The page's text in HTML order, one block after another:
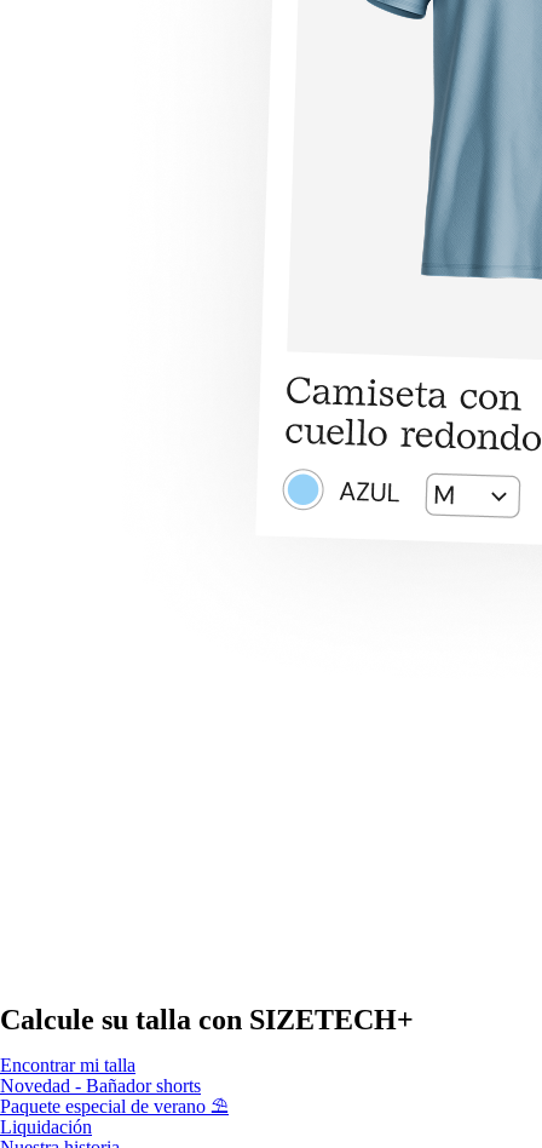
Calcule su talla con SIZETECH+
Encontrar mi talla
Novedad - Bañador shorts
Paquete especial de verano ⛱️
Liquidación